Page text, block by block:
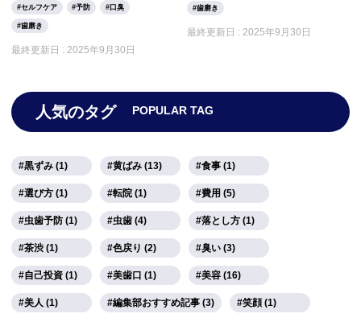
セルフケア 予防 口臭
歯磨き
最終更新日 : 2025年9月30日
歯磨き
最終更新日 :2025年9月30日
人気のタグ POPULAR TAG
黒ずみ (1) 黄ばみ (13) 食事 (1)
選び方 (1) 転院 (1) 費用 (5)
虫歯予防 (1) 虫歯 (4) 落とし方 (1)
茶渋 (1) 色戻り (2) 臭い (3)
自己投資 (1) 美歯口 (1) 美容 (16)
美人 (1) 編集部おすすめ記事 (3) 笑顔 (1)